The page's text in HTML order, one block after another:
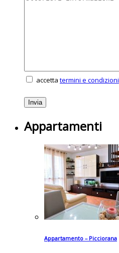
accetta termini e condizioni
Appartamenti
Appartamento – Picciorana